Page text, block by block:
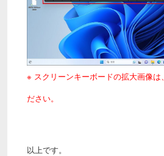
※ スクリーンキーボードの拡大画像は、
ださい。
以上です。